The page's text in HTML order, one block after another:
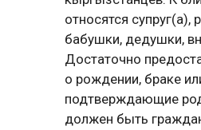
относятся супруг(а),
бабушки, дедушки,
Достаточно
о рождении, браке
подтверждающие
должен быть